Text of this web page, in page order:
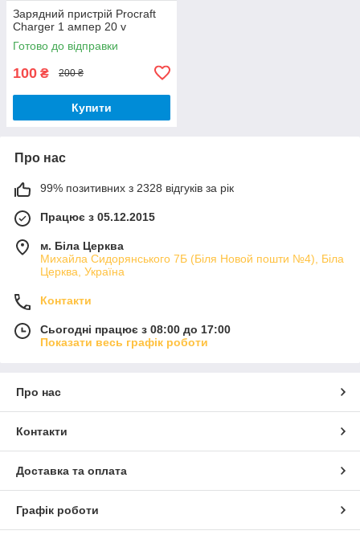
Зарядний пристрій Procraft
Charger 1 ампер 20 v
Готово до відправки
100 ₴ 200 ₴
Купити
Про нас
99% позитивних з 2328 відгуків за рік
Працює з 05.12.2015
м. Біла Церква
Михайла Сидорянського 7Б (Біля Новой пошти №4), Біла
Церква, Україна
Контакти
Сьогодні працює з 08:00 до 17:00
Показати весь графік роботи
Про нас
Контакти
Доставка та оплата
Графік роботи